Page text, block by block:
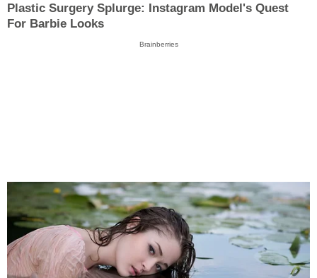
Plastic Surgery Splurge: Instagram Model's Quest
For Barbie Looks
Brainberries